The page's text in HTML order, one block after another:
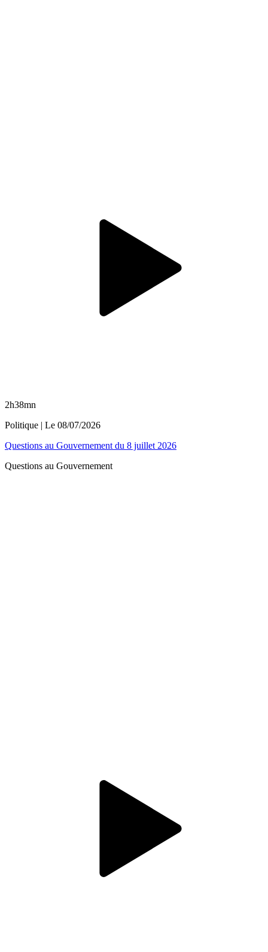
2h38mn
Politique | Le 08/07/2026
Questions au Gouvernement du 8 juillet 2026
Questions au Gouvernement